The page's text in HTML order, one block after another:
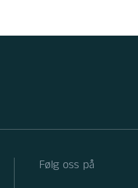
Følg oss på